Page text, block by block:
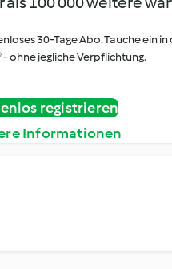
30-Tage Abo. Tauche ein
ohne jegliche Verpflichtung.
registrieren
Informationen